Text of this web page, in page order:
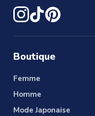
Boutique
Femme
Homme
Mode Japonaise